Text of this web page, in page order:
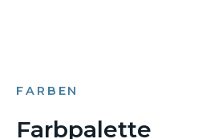
FARBEN
Farbpalette